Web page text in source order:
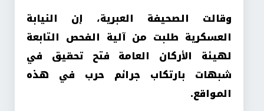
وقالت الصحيفة العبرية، إن النيابة
العسكرية طلبت من آلية الفحص التابعة
لهيئة الأركان العامة فتح تحقيق في
شبهات بارتكاب جرائم حرب في هذه
المواقع.